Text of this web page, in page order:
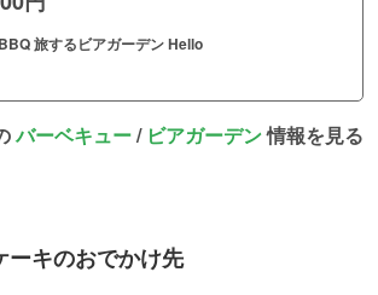
旅するビアガーデン Hello
バーベキュー/ ビアガーデン情報を見る
ーキのおでかけ先